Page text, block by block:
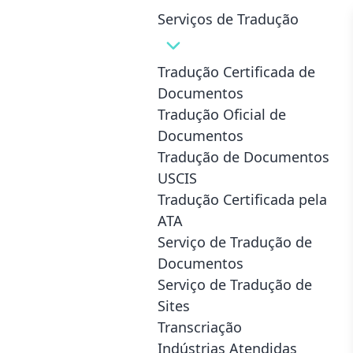
Serviços de Tradução
Tradução Certificada de
Documentos
Tradução Oficial de
Documentos
Tradução de Documentos
USCIS
Tradução Certificada pela
ATA
Serviço de Tradução de
Documentos
Serviço de Tradução de
Sites
Transcriação
Indústrias Atendidas
Oferecendo Traduções
de Qualidade em
Escala Mundial
Columbus
A Connected Translation é diferente do seu
serviço de tradução tradicional. Ao contrário
das outras empresas, focamos na eficiência,
precisão e velocidade, garantindo que você
obtenha conteúdo de qualidade em pouco